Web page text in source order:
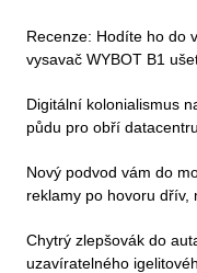
Recenze: Hodíte ho do
vysavač WYBOT B1
Digitální kolonialismus
půdu pro obří
Nový podvod vám do
reklamy po hovoru dřív,
Chytrý zlepšovák do
uzavíratelného